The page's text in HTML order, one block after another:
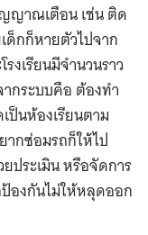
ญาณเตือน เช่น ติด
ด็กก็หายตัวไปจาก
งเรียนมีจำนวนราว
กระบบคือ ต้องทำ
ป็นห้องเรียนตาม
กซ่อมรถก็ให้ไป
ประเมิน หรือจัดการ
องกันไม่ให้หลุดออก